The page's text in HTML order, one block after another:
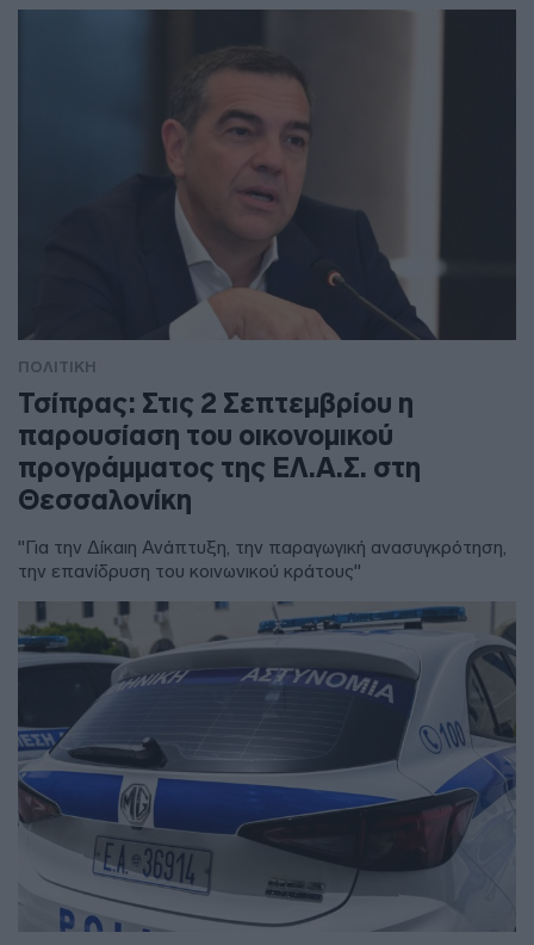
ΠΟΛΙΤΙΚΗ
Τσίπρας: Στις 2 Σεπτεμβρίου η
παρουσίαση του οικονομικού
προγράμματος της ΕΛ.Α.Σ. στη
Θεσσαλονίκη
"Για την Δίκαιη Ανάπτυξη, την παραγωγική ανασυγκρότηση,
την επανίδρυση του κοινωνικού κράτους"